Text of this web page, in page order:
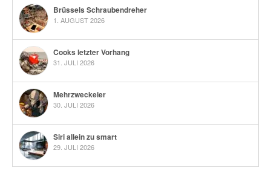
Brüssels Schraubendreher
1. AUGUST 2026
Cooks letzter Vorhang
31. JULI 2026
Mehrzweckeier
30. JULI 2026
Siri allein zu smart
29. JULI 2026